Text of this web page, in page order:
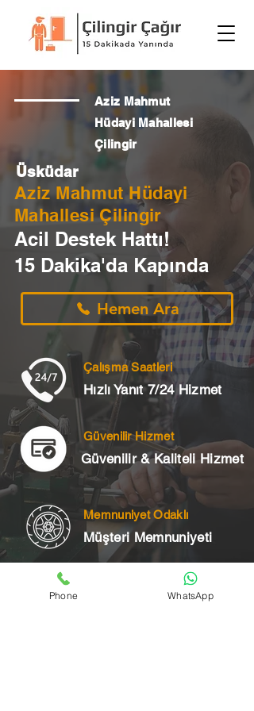
Aziz Mahmut
Hüdayi Mahallesi
Çilingir
Üsküdar
Aziz Mahmut Hüdayi
Mahallesi Çilingir
Acil Destek Hattı!
15 Dakika'da Kapında
Hemen Ara
Çalışma Saatleri
Hızlı Yanıt 7/24 Hizmet
Güvenilir Hizmet
Güvenilir & Kaliteli Hizmet
Memnuniyet Odaklı
Müşteri Memnuniyeti
Phone WhatsApp